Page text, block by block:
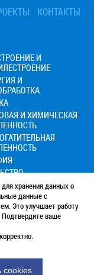
КОНТАКТЫ
И
И
И ХИМИЧЕСКАЯ
хранения данных о
данные с
Это улучшает работу
Подтвердите ваше
cookies